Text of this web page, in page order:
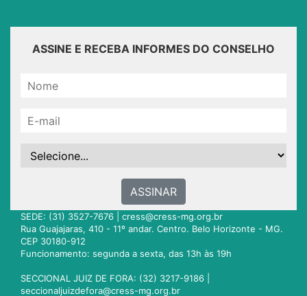
ASSINE E RECEBA INFORMES DO CONSELHO
ASSINAR
SEDE: (31) 3527-7676 | cress@cress-mg.org.br
Rua Guajajaras, 410 - 11º andar. Centro. Belo Horizonte - MG.
CEP 30180-912
Funcionamento: segunda a sexta, das 13h às 19h
SECCIONAL JUIZ DE FORA: (32) 3217-9186 |
seccionaljuizdefora@cress-mg.org.br